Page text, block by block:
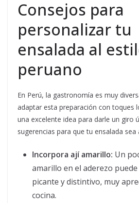
Consejos para
personalizar tu
ensalada al
peruano
En Perú, la gastronomía es muy
adaptar esta preparación con toques
una excelente idea para darle un giro
sugerencias para que tu ensalada sea
Incorpora ají amarillo: Un
amarillo en el aderezo
picante y distintivo, muy
cocina.